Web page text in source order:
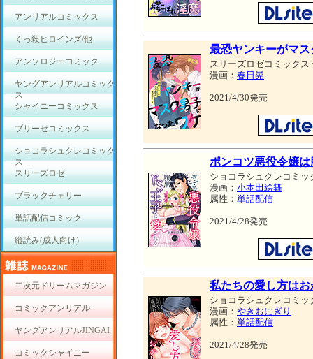
アンリアルコミックス
くっ殺ヒロインズ/他
アンソロジーコミック
ヤングアンリアルコミック
ス
シャイニーコミックス
ブリーゼコミックス
ショコラシュクレコミック
ス
スリーズロゼ
ブラックチェリー
単話配信コミック
縦読み(成人向け)
二次元ドリームマガジン
コミックアンリアル
ヤングアンリアルJINGAI
コミックシャイニー
最恐ヤンキーがマ
スリーズロゼコミックス
漫画： 春日晃
2021/4/30発売
ポンコツ悪役令嬢
ショコラシュクレコミッ
漫画： 小本田絵舞
属性： 単話配信
2021/4/28発売
私たちの愛し方は
ショコラシュクレコミッ
漫画： やきおにぎり
属性： 単話配信
2021/4/28発売